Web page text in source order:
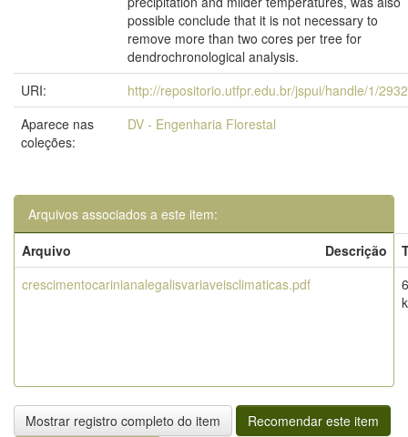
possible conclude that it is not necessary to
remove more than two cores per tree for
dendrochronological analysis.
URI:
http://repositorio.utfpr.edu.br/jspui/handle/1/
Aparece nas
coleções:
DV - Engenharia Florestal
Arquivos associados a este item:
Arquivo
Descrição
crescimentocarinianalegalisvariaveisclimaticas.pdf
Mostrar registro completo do item
Recomendar este item